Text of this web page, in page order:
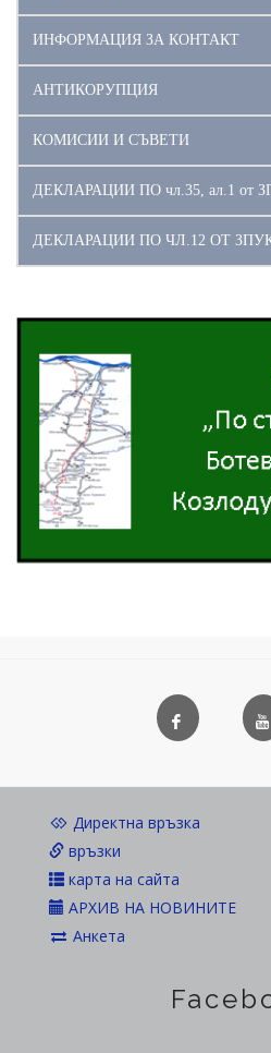
ИНФОРМАЦИЯ ЗА КОНТАКТ
АНТИКОРУПЦИЯ
КОМИСИИ И СЪВЕТИ
ДЕКЛАРАЦИИ ПО чл.35, ал.1 от
ДЕКЛАРАЦИИ ПО ЧЛ.12 ОТ
Директна връзка
връзки
карта на сайта
АРХИВ НА НОВИНИТЕ
Анкета